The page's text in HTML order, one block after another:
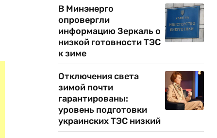
В Минэнерго
опровергли
информацию Зеркаль о
низкой готовности ТЭС
к зиме
Отключения света
зимой почти
гарантированы:
уровень подготовки
украинских ТЭС низкий